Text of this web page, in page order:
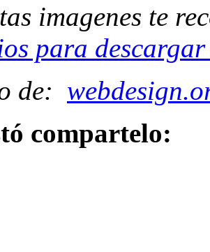
imagenes te
para
de:
compartelo: